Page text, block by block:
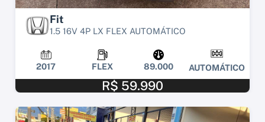
Fit
1.5 16V 4P LX FLEX AUTOMÁTICO
2017 FLEX 89.000 AUTOMÁTICO
R$ 59.990